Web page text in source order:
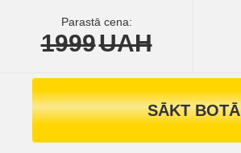
Parastā cena:
1999UAH
SĀKT BOTĀ